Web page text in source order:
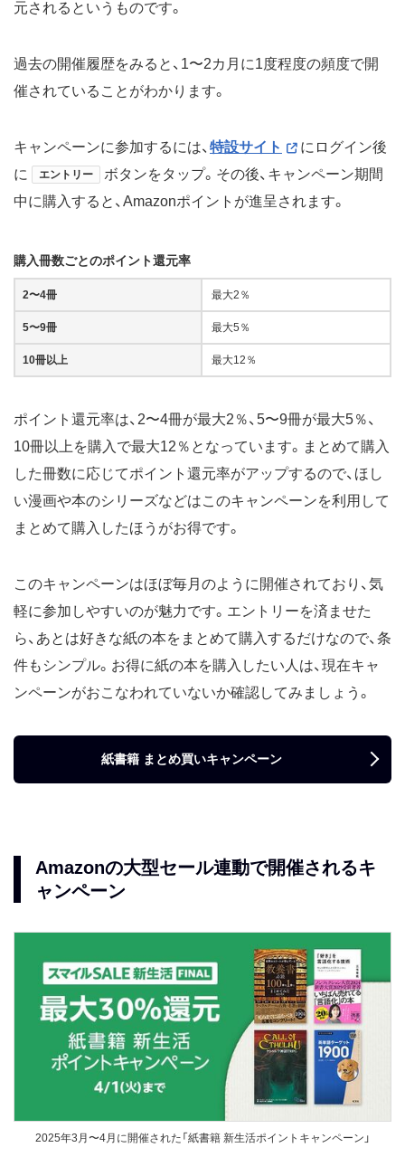
元されるというものです。
過去の開催履歴をみると、1〜2カ月に1度程度の頻度で開
催されていることがわかります。
キャンペーンに参加するには、 特設サイト
にログイン後
に
エントリー
ボタンをタップ。その後、キャンペーン期間
中に購入すると、Amazonポイントが進呈されます。
購入冊数ごとのポイント還元率
2〜4冊 最大2％
5〜9冊 最大5％
10冊以上 最大12％
ポイント還元率は、2〜4冊が最大2％、5〜9冊が最大5％、
10冊以上を購入で最大12％となっています。まとめて購入
した冊数に応じてポイント還元率がアップするので、ほし
い漫画や本のシリーズなどはこのキャンペーンを利用して
まとめて購入したほうがお得です。
このキャンペーンはほぼ毎月のように開催されており、気
軽に参加しやすいのが魅力です。エントリーを済ませた
ら、あとは好きな紙の本をまとめて購入するだけなので、条
件もシンプル。お得に紙の本を購入したい人は、現在キャ
ンペーンがおこなわれていないか確認してみましょう。
紙書籍 まとめ買いキャンペーン
Amazonの大型セール連動で開催されるキ
ャンペーン
2025年3月〜4月に開催された「紙書籍 新生活ポイントキャンペーン」